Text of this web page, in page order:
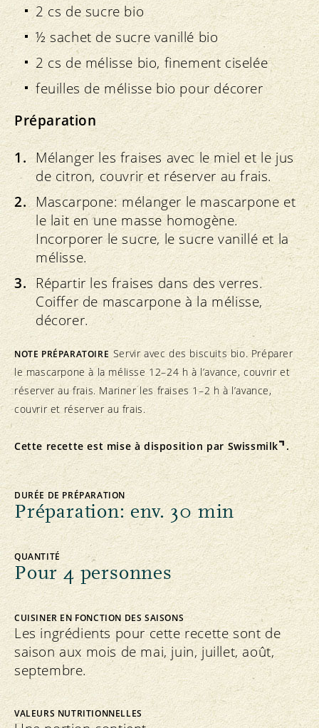
2 cs de sucre bio
½ sachet de sucre vanillé bio
2 cs de mélisse bio, finement ciselée
feuilles de mélisse bio pour décorer
Préparation
Mélanger les fraises avec le miel et le jus
de citron, couvrir et réserver au frais.
Mascarpone: mélanger le mascarpone et
le lait en une masse homogène.
Incorporer le sucre, le sucre vanillé et la
mélisse.
Répartir les fraises dans des verres.
Coiffer de mascarpone à la mélisse,
décorer.
NOTE PRÉPARATOIRE Servir avec des biscuits bio. Préparer
le mascarpone à la mélisse 12–24 h à l’avance, couvrir et
réserver au frais. Mariner les fraises 1–2 h à l’avance,
couvrir et réserver au frais.
Cette recette est mise à disposition par Swissmilk .
DURÉE DE PRÉPARATION
Préparation: env. 30 min
QUANTITÉ
Pour 4 personnes
CUISINER EN FONCTION DES SAISONS
Les ingrédients pour cette recette sont de
saison aux mois de mai, juin, juillet, août,
septembre.
VALEURS NUTRITIONNELLES